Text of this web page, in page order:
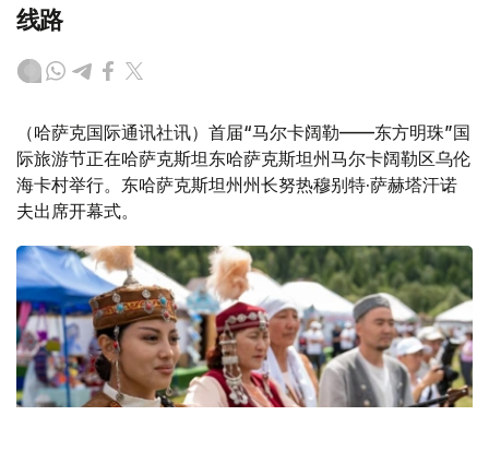
线路
（哈萨克国际通讯社讯）首届“马尔卡阔勒——东方明珠”国
际旅游节正在哈萨克斯坦东哈萨克斯坦州马尔卡阔勒区乌伦
海卡村举行。东哈萨克斯坦州州长努热穆别特·萨赫塔汗诺
夫出席开幕式。